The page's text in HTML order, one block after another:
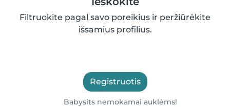
Filtruokite pagal savo poreikius ir peržiūrėkite
išsamius profilius.
Registruotis
Babysits nemokamai auklėms!